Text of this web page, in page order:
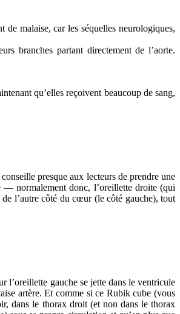
malaise, car les séquelles neurologiques,
branches partant directement de l’aorte.
qu’elles reçoivent beaucoup de sang,
presque aux lecteurs de prendre une
— normalement donc, l’oreillette droite (qui
l’autre côté du cœur (le côté gauche), tout
l’oreillette gauche se jette dans le ventricule
artère. Et comme si ce Rubik cube (vous
dans le thorax droit (et non dans le thorax